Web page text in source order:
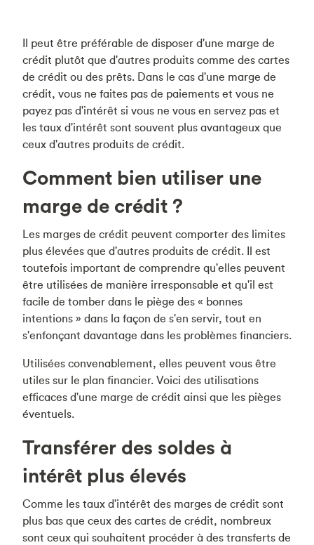
Il peut être préférable de disposer d'une marge de
crédit plutôt que d'autres produits comme des cartes
de crédit ou des prêts. Dans le cas d'une marge de
crédit, vous ne faites pas de paiements et vous ne
payez pas d'intérêt si vous ne vous en servez pas et
les taux d'intérêt sont souvent plus avantageux que
ceux d'autres produits de crédit.
Comment bien utiliser une
marge de crédit ?
Les marges de crédit peuvent comporter des limites
plus élevées que d'autres produits de crédit. Il est
toutefois important de comprendre qu'elles peuvent
être utilisées de manière irresponsable et qu'il est
facile de tomber dans le piège des « bonnes
intentions » dans la façon de s'en servir, tout en
s'enfonçant davantage dans les problèmes financiers.
Utilisées convenablement, elles peuvent vous être
utiles sur le plan financier. Voici des utilisations
efficaces d'une marge de crédit ainsi que les pièges
éventuels.
Transférer des soldes à
intérêt plus élevés
Comme les taux d'intérêt des marges de crédit sont
plus bas que ceux des cartes de crédit, nombreux
sont ceux qui souhaitent procéder à des transferts de